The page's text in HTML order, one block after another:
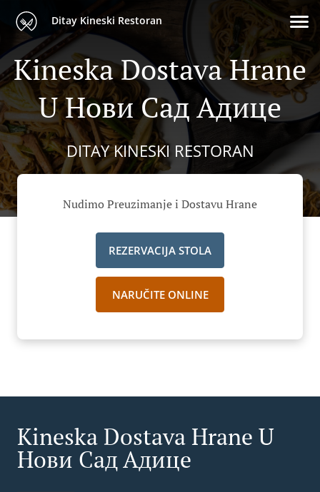
Ditay Kineski Restoran
Kineska Dostava Hrane
U Нови Сад Адице
DITAY KINESKI RESTORAN
Nudimo Preuzimanje i Dostavu Hrane
REZERVACIJA STOLA
NARUČITE ONLINE
Kineska Dostava Hrane U
Нови Сад Адице